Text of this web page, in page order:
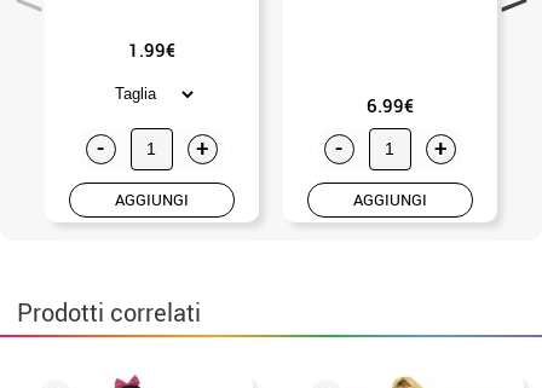
1.99€
- +
AGGIUNGI
6.99€
- +
AGGIUNGI
Prodotti correlati